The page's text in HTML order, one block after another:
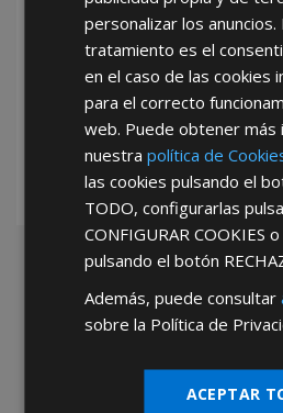
*Abstenerse particulares, sólo venta a
personalizar los anuncios.
tratamiento es el
en el caso de las cookies
para el correcto
web. Puede obtener más
nuestrapolítica de
las cookies pulsando el
TODO, configurarlas
CONFIGURAR COOKIES o
pulsando el botón
Además, puede consultar
sobre la Política de
ACEPTAR